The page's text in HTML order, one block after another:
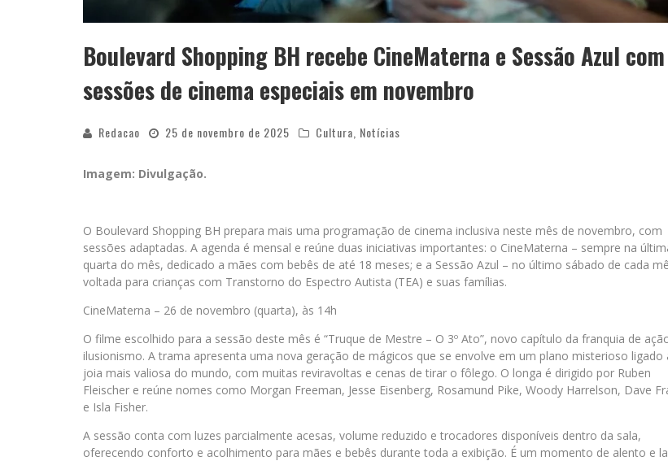
Boulevard Shopping BH recebe CineMaterna e Sessão Azul com
sessões de cinema especiais em novembro
Redacao 25 de novembro de 2025 Cultura Notícias
Imagem: Divulgação.
O Boulevard Shopping BH prepara mais uma programação de cinema inclusiva neste mês de novembro, com
sessões adaptadas. A agenda é mensal e reúne duas iniciativas importantes: o CineMaterna – sempre na
quarta do mês, dedicado a mães com bebês de até 18 meses; e a Sessão Azul – no último sábado de cada
voltada para crianças com Transtorno do Espectro Autista (TEA) e suas famílias.
CineMaterna – 26 de novembro (quarta), às 14h
O filme escolhido para a sessão deste mês é “Truque de Mestre – O 3º Ato”, novo capítulo da franquia de
ilusionismo. A trama apresenta uma nova geração de mágicos que se envolve em um plano misterioso ligado
joia mais valiosa do mundo, com muitas reviravoltas e cenas de tirar o fôlego. O longa é dirigido por Ruben
Fleischer e reúne nomes como Morgan Freeman, Jesse Eisenberg, Rosamund Pike, Woody Harrelson, Dave
e Isla Fisher.
A sessão conta com luzes parcialmente acesas, volume reduzido e trocadores disponíveis dentro da sala,
oferecendo conforto e acolhimento para mães e bebês durante toda a exibição. É um momento de alento e